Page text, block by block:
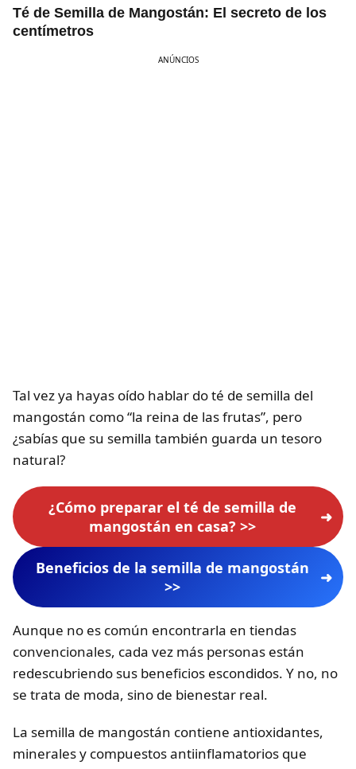
Té de Semilla de Mangostán: El secreto de los
centímetros
ANÚNCIOS
Tal vez ya hayas oído hablar do té de semilla del
mangostán como “la reina de las frutas”, pero
¿sabías que su semilla también guarda un tesoro
natural?
¿Cómo preparar el té de semilla de
mangostán en casa? >>
Beneficios de la semilla de mangostán
>>
Aunque no es común encontrarla en tiendas
convencionales, cada vez más personas están
redescubriendo sus beneficios escondidos. Y no, no
se trata de moda, sino de bienestar real.
La semilla de mangostán contiene antioxidantes,
minerales y compuestos antiinflamatorios que